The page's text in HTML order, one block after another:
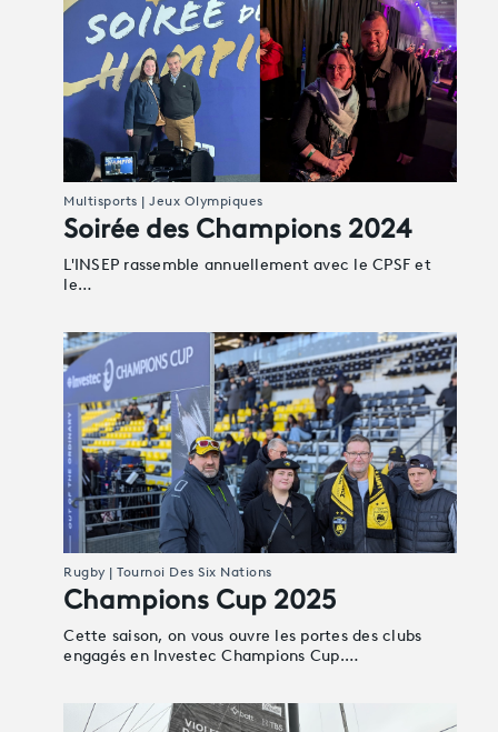
Multisports | Jeux Olympiques
Soirée des Champions 2024
L'INSEP rassemble annuellement avec le CPSF et
le…
Rugby | Tournoi Des Six Nations
Champions Cup 2025
Cette saison, on vous ouvre les portes des clubs
engagés en Investec Champions Cup.…